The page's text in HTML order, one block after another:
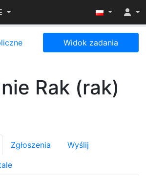
widoczność menu
Widok zadania
Rak (rak)
Zgłoszenia Wyślij